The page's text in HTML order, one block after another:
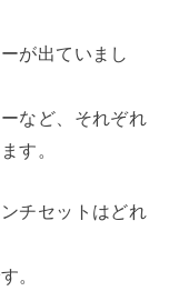
が出ていまし
など、それぞれ
す。
チセットはどれ
。